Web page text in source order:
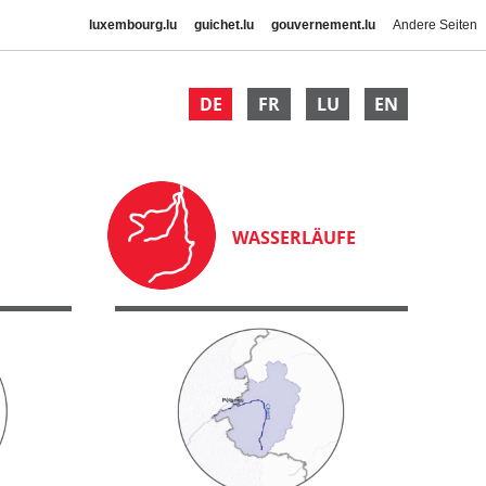
luxembourg.lu guichet.lu gouvernement.lu Andere Seiten
DE FR LU EN
WASSERLÄUFE